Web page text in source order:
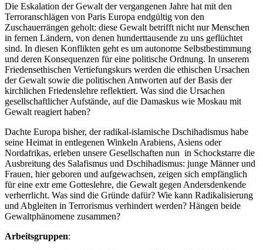
Die Eskalation der Gewalt der vergangenen Jahre hat mit den
Terroranschlägen von Paris Europa endgültig von den
Zuschauerrängen geholt: diese Gewalt betrifft nicht nur Menschen
in fernen Ländern, von denen hunderttausende zu uns geflüchtet
sind. In diesen Konflikten geht es um autonome Selbstbestimmung
und deren Konsequenzen für eine politische Ordnung. In unserem
Friedensethischen Vertiefungskurs werden die ethischen Ursachen
der Gewalt sowie die politischen Antworten auf der Basis der
kirchlichen Friedenslehre reflektiert. Was sind die Ursachen
gesellschaftlicher Aufstände, auf die Damaskus wie Moskau mit
Gewalt reagiert haben?
Dachte Europa bisher, der radikal-islamische Dschihadismus habe
seine Heimat in entlegenen Winkeln Arabiens, Asiens oder
Nordafrikas, erleben unsere Gesellschaften nun in Schockstarre die
Ausbreitung des Salafismus und Dschihadismus: junge Männer und
Frauen, hier geboren und aufgewachsen, zeigen sich empfänglich
für eine extr eme Gotteslehre, die Gewalt gegen Andersdenkende
verherrlicht. Was sind die Gründe dafür? Wie kann Radikalisierung
und Abgleiten in Terrorismus verhindert werden? Hängen beide
Gewaltphänomene zusammen?
Arbeitsgruppen: